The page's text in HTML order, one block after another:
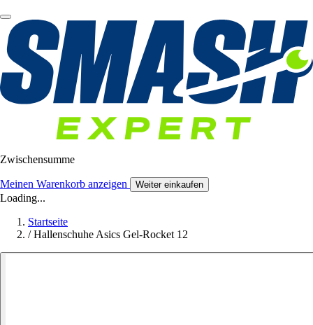
Zwischensumme
Meinen Warenkorb anzeigen Weiter einkaufen
Loading...
Startseite
/ Hallenschuhe Asics Gel-Rocket 12